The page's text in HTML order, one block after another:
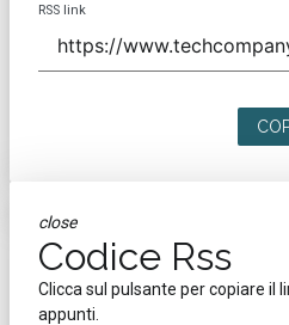
RSS link
close
Codice Rss
Clicca sul pulsante per copiare il
appunti.